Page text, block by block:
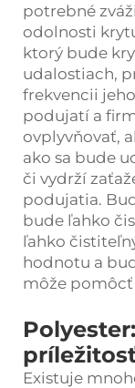
potrebné
odolnosti
ktorý bude
udalostiach,
frekvencii
podujatí a
ovplyvňovať,
ako sa bude
či vydrží
podujatia.
bude ľahko
ľahko
hodnotu a
môže pomôcť
Existuje